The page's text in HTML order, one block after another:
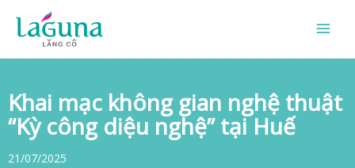
content
Khai mạc không gian nghệ thuật
“Kỳ công diệu nghệ” tại Huế
21/07/2025